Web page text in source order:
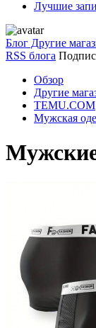
Лучшие
Блог Другие
RSS блога
Обзор
Другие
TEMU.COM
Мужская